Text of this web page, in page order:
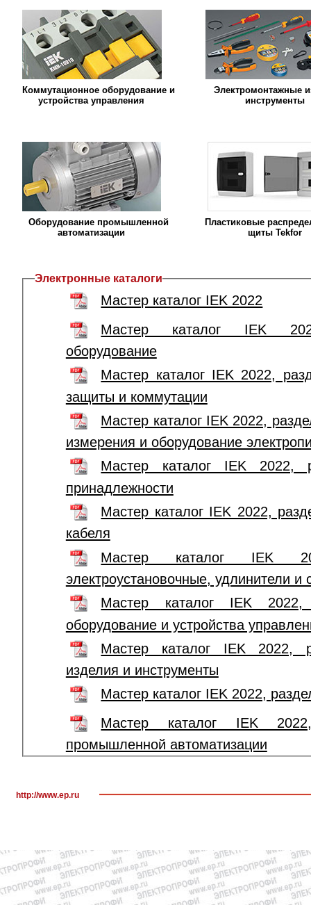
Коммутационное оборудование и
устройства управления
Электромонтажные
инструменты
Оборудование промышленной
автоматизации
Пластиковые
щиты Tekfor
Электронные каталоги
Мастер каталог IEK 2022
Мастер каталог IEK
оборудование
Мастер каталог IEK 2022,
защиты и коммутации
Мастер каталог IEK 2022,
измерения и оборудование
Мастер каталог IEK
принадлежности
Мастер каталог IEK 2022,
кабеля
Мастер каталог IEK
электроустановочные, удлинители
Мастер каталог IEK 2022,
оборудование и устройства
Мастер каталог IEK 2022,
изделия и инструменты
Мастер каталог IEK 2022,
Мастер каталог IEK
промышленной автоматизации
http://www.ep.ru